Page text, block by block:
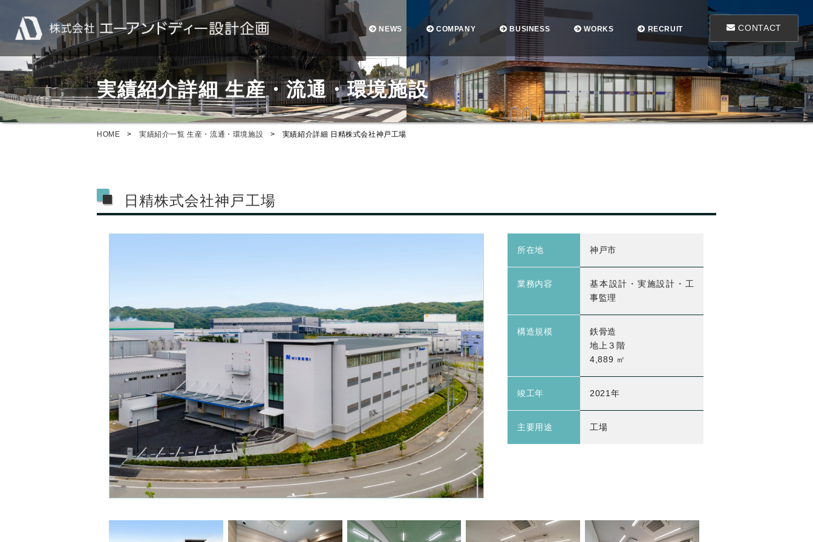
NEWS COMPANY BUSINESS WORKS RECRUIT CONTACT
実績紹介詳細 生産・流通・環境施設
HOME > 実績紹介一覧 生産・流通・環境施設 > 実績紹介詳細 日精株式会社神戸工場
日精株式会社神戸工場
所在地 神戸市
業務内容
基本設計・実施設計・工
事監理
構造規模
鉄骨造
地上３階
4,889 ㎡
竣工年 2021年
主要用途 工場